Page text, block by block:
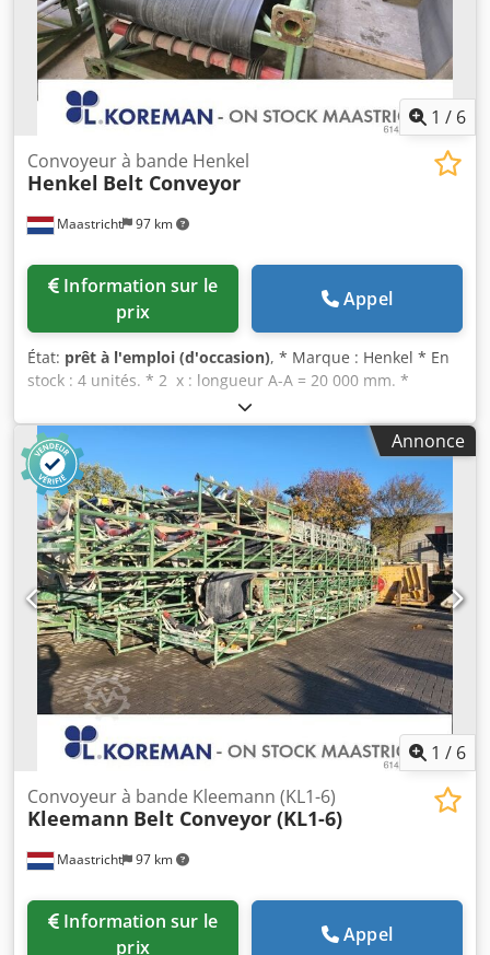
1 / 6
Maastricht 97 km
Convoyeur à bande Henkel
Henkel Belt Conveyor
prix
Appel
État: prêt à l'emploi (d'occasion), * Marque : Henkel * En
stock : 4 unités. * 2 x : longueur A-A = 20 000 mm. *
Largeur de la courroie : 650 mm. * Entraînement : boîte de
vitesses de 7,5 kW. * 1 x : longueur A-A = 22 000 mm. *
Largeur de la courroie : 800 mm. * Entraînement : boîte de
vitesses de 11 kW. * 1 x : longueur A-A = 7 500 mm. *
Largeur de la courroie : 800 mm. * Entraînement : boîte de
vitesses de 4 kW. Dodpfx Aszpzktji Rekr
Annonce
1 / 6
Maastricht 97 km
Convoyeur à bande Kleemann (KL1-6)
Kleemann Belt Conveyor (KL1-6)
prix
Appel